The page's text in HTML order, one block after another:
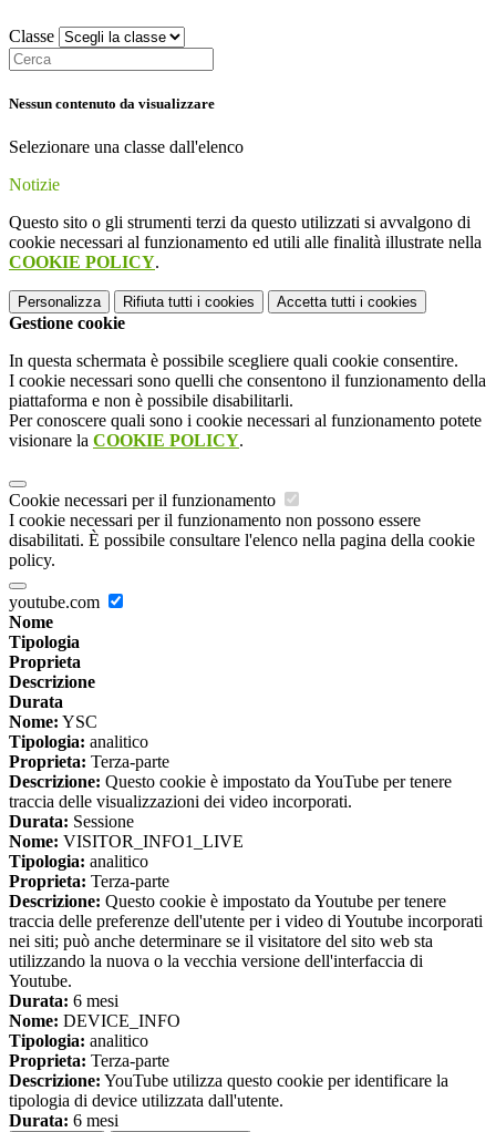
Classe
Nessun contenuto da visualizzare
Selezionare una classe dall'elenco
Notizie
Questo sito o gli strumenti terzi da questo utilizzati si avvalgono di
cookie necessari al funzionamento ed utili alle finalità illustrate nella
COOKIE POLICY.
Personalizza Rifiuta tutti i cookies Accetta tutti i cookies
Gestione cookie
In questa schermata è possibile scegliere quali cookie consentire.
I cookie necessari sono quelli che consentono il funzionamento della
piattaforma e non è possibile disabilitarli.
Per conoscere quali sono i cookie necessari al funzionamento potete
visionare la COOKIE POLICY.
Cookie necessari per il funzionamento
I cookie necessari per il funzionamento non possono essere
disabilitati. È possibile consultare l'elenco nella pagina della cookie
policy.
youtube.com
Nome
Tipologia
Proprieta
Descrizione
Durata
Nome: YSC
Tipologia: analitico
Proprieta: Terza-parte
Descrizione: Questo cookie è impostato da YouTube per tenere
traccia delle visualizzazioni dei video incorporati.
Durata: Sessione
Nome: VISITOR_INFO1_LIVE
Tipologia: analitico
Proprieta: Terza-parte
Descrizione: Questo cookie è impostato da Youtube per tenere
traccia delle preferenze dell'utente per i video di Youtube incorporati
nei siti; può anche determinare se il visitatore del sito web sta
utilizzando la nuova o la vecchia versione dell'interfaccia di
Youtube.
Durata: 6 mesi
Nome: DEVICE_INFO
Tipologia: analitico
Proprieta: Terza-parte
Descrizione: YouTube utilizza questo cookie per identificare la
tipologia di device utilizzata dall'utente.
Durata: 6 mesi